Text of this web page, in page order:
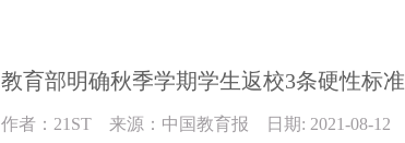
教育部明确秋季学期学生返校3条硬性标准
作者：21ST 来源：中国教育报 日期: 2021-08-12